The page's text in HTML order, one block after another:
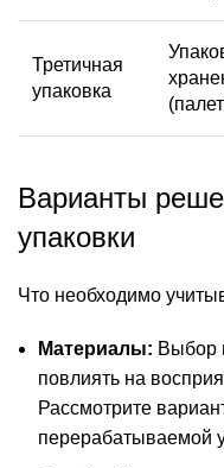
Третичная
упаковка
Варианты
упаковки
Что необходимо
Материалы: Выбор
повлиять на
Рассмотрите
перерабатываемой